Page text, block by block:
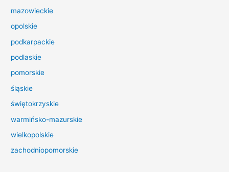
mazowieckie
opolskie
podkarpackie
podlaskie
pomorskie
śląskie
świętokrzyskie
warmińsko-mazurskie
wielkopolskie
zachodniopomorskie